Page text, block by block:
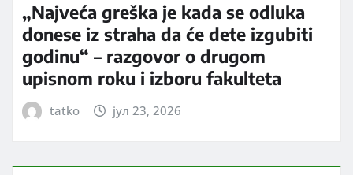
„Najveća greška je kada se odluka
donese iz straha da će dete izgubiti
godinu“ – razgovor o drugom
upisnom roku i izboru fakulteta
tatko јул 23, 2026